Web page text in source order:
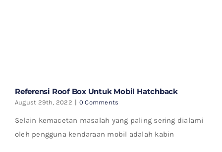
Referensi Roof Box Untuk Mobil Hatchback
August 29th, 2022 | 0 Comments
Selain kemacetan masalah yang paling sering dialami
oleh pengguna kendaraan mobil adalah kabin